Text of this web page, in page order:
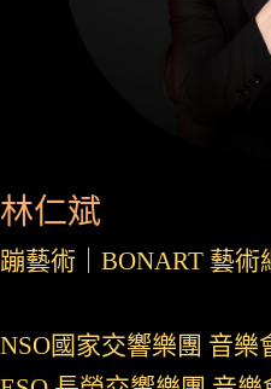
林仁斌
蹦藝術｜BONART 藝術
NSO國家交響樂團 音樂